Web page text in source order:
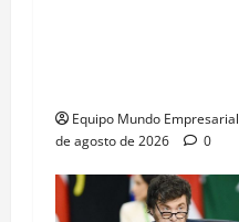
Equipo Mundo Empresarial
de agosto de 2026
0